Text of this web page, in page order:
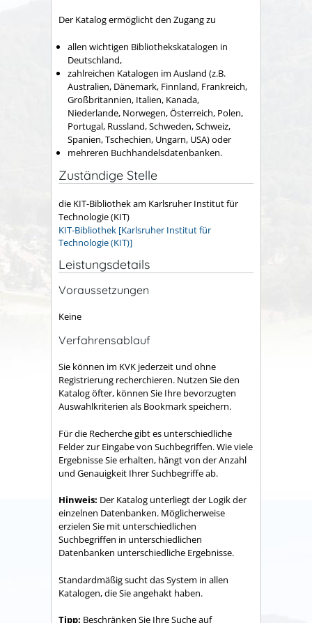
Der Katalog ermöglicht den Zugang zu
allen wichtigen Bibliothekskatalogen in
Deutschland,
zahlreichen Katalogen im Ausland (z.B.
Australien, Dänemark, Finnland, Frankreich,
Großbritannien, Italien, Kanada,
Niederlande, Norwegen, Österreich, Polen,
Portugal, Russland, Schweden, Schweiz,
Spanien, Tschechien, Ungarn, USA) oder
mehreren Buchhandelsdatenbanken.
Zuständige Stelle
die KIT-Bibliothek am Karlsruher Institut für
Technologie (KIT)
KIT-Bibliothek [Karlsruher Institut für
Technologie (KIT)]
Leistungsdetails
Voraussetzungen
Keine
Verfahrensablauf
Sie können im KVK jederzeit und ohne
Registrierung recherchieren. Nutzen Sie den
Katalog öfter, können Sie Ihre bevorzugten
Auswahlkriterien als Bookmark speichern.
Für die Recherche gibt es unterschiedliche
Felder zur Eingabe von Suchbegriffen. Wie viele
Ergebnisse Sie erhalten, hängt von der Anzahl
und Genauigkeit Ihrer Suchbegriffe ab.
Hinweis: Der Katalog unterliegt der Logik der
einzelnen Datenbanken. Möglicherweise
erzielen Sie mit unterschiedlichen
Suchbegriffen in unterschiedlichen
Datenbanken unterschiedliche Ergebnisse.
Standardmäßig sucht das System in allen
Katalogen, die Sie angehakt haben.
Tipp: Beschränken Sie Ihre Suche auf